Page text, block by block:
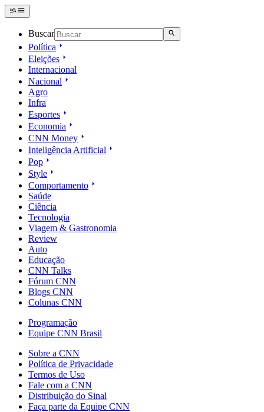
Buscar
Política
Eleições
Internacional
Nacional
Agro
Infra
Esportes
Economia
CNN Money
Inteligência Artificial
Pop
Style
Comportamento
Saúde
Ciência
Tecnologia
Viagem & Gastronomia
Review
Auto
Educação
CNN Talks
Fórum CNN
Blogs CNN
Colunas CNN
Programação
Equipe CNN Brasil
Sobre a CNN
Política de Privacidade
Termos de Uso
Fale com a CNN
Distribuição do Sinal
Faça parte da Equipe CNN